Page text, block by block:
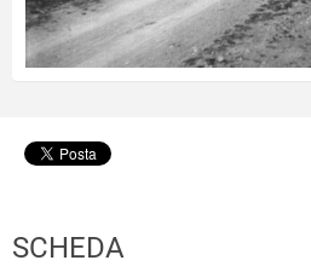
SCHEDA